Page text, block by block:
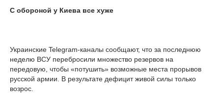
С обороной у Киева все хуже
Украинские Telegram-каналы сообщают, что за последнюю
неделю ВСУ перебросили множество резервов на
передовую, чтобы «потушить» возможные места прорывов
русской армии. В результате дефицит живой силы только
возрос.